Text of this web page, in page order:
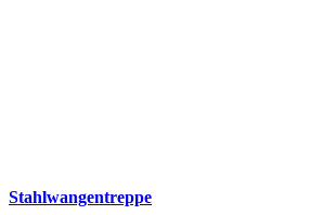
Stahlwangentreppe